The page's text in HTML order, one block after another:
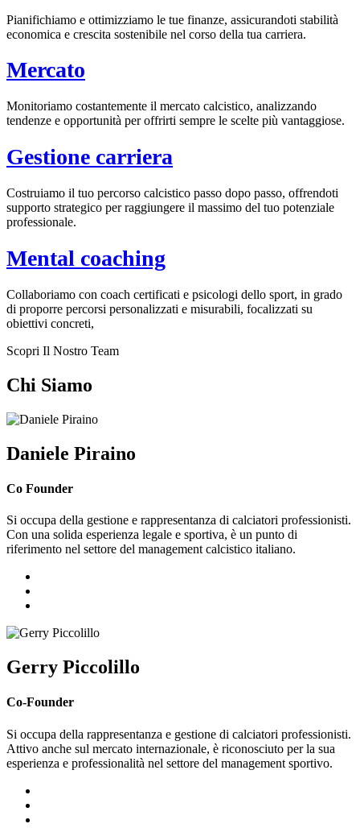
Pianifichiamo e ottimizziamo le tue finanze, assicurandoti stabilità
economica e crescita sostenibile nel corso della tua carriera.
Mercato
Monitoriamo costantemente il mercato calcistico, analizzando
tendenze e opportunità per offrirti sempre le scelte più vantaggiose.
Gestione carriera
Costruiamo il tuo percorso calcistico passo dopo passo, offrendoti
supporto strategico per raggiungere il massimo del tuo potenziale
professionale.
Mental coaching
Collaboriamo con coach certificati e psicologi dello sport, in grado
di proporre percorsi personalizzati e misurabili, focalizzati su
obiettivi concreti,
Scopri Il Nostro Team
Chi Siamo
Daniele Piraino
Co Founder
Si occupa della gestione e rappresentanza di calciatori professionisti.
Con una solida esperienza legale e sportiva, è un punto di
riferimento nel settore del management calcistico italiano.
Gerry Piccolillo
Co-Founder
Si occupa della rappresentanza e gestione di calciatori professionisti.
Attivo anche sul mercato internazionale, è riconosciuto per la sua
esperienza e professionalità nel settore del management sportivo.